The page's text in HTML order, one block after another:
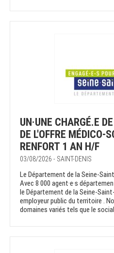
UN·UNE CHARGÉ.E
DE L'OFFRE MÉDICO-
RENFORT 1 AN H/F
03/08/2026 - SAINT-DENIS
Le Département de la Seine-
Avec 8 000 agent·e·s
le Département de la Seine-
employeur public du territoire .
domaines variés tels que le